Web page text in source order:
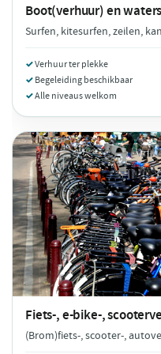
Boot(verhuur) en
Surfen, kitesurfen, zeilen,
Verhuur ter plekke
Begeleiding beschikbaar
Alle niveaus welkom
Fiets-, e-bike-,
(Brom)fiets-, scooter-,